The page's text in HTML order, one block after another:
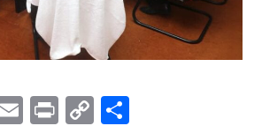
WhatsApp
EmailPrintCopy